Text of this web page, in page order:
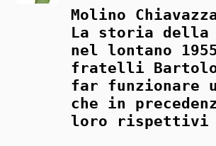
Molino
La storia della
nel lontano
fratelli
far funzionare
che in
loro rispettivi